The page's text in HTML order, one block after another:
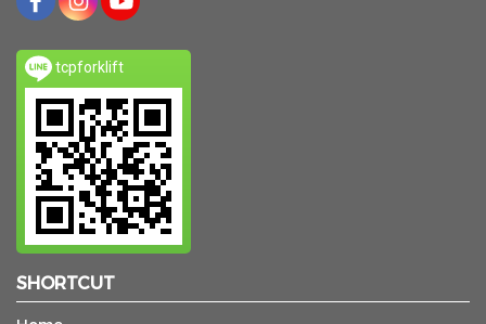
tcpforklift
SHORTCUT